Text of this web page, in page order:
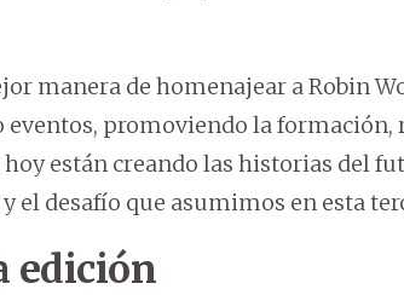
manera de homenajear a Robin
eventos, promoviendo la
están creando las historias del
el desafío que asumimos en esta
edición